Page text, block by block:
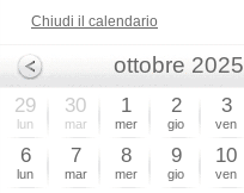
Chiudi il calendario
ottobre 2025
29
lun
30
mar
1
mer
2
gio
3
ven
6
lun
7
mar
8
mer
9
gio
10
ven